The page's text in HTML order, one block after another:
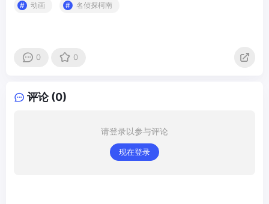
动画 名侦探柯南
0 0
评论 (0)
请登录以参与评论
现在登录